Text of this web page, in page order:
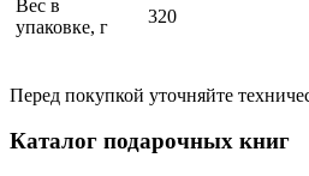
Вес в
упаковке, г
320
Перед покупкой уточняйте
Каталог подарочных книг